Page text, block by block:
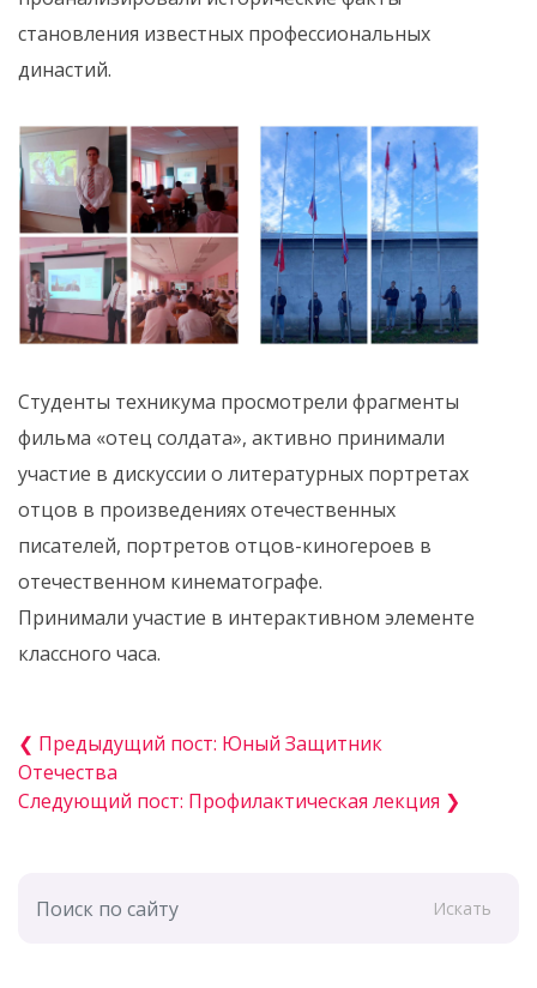
становления известных профессиональных
династий.
Студенты техникума просмотрели фрагменты
фильма «отец солдата», активно принимали
участие в дискуссии о литературных портретах
отцов в произведениях отечественных
писателей, портретов отцов-киногероев в
отечественном кинематографе.
Принимали участие в интерактивном элементе
классного часа.
❮ Предыдущий пост: Юный Защитник
Отечества
Следующий пост: Профилактическая лекция ❯
Искать